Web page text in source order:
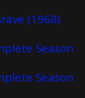
(1968)
Season
Season